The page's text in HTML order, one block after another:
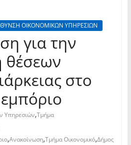
ΟΙΚΟΝΟΜΙΚΩΝ ΥΠΗΡΕΣΙΩΝ
για την
θέσεων
στο
Υπηρεσιών,Τμήμα
,Ανακοίνωση,Τμήμα Οικονομικό,Δήμος